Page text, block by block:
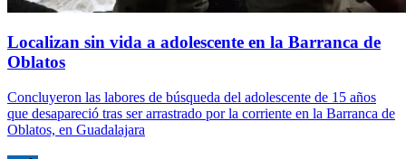
Localizan sin vida a adolescente en la Barranca de
Oblatos
Concluyeron las labores de búsqueda del adolescente de 15 años
que desapareció tras ser arrastrado por la corriente en la Barranca de
Oblatos, en Guadalajara